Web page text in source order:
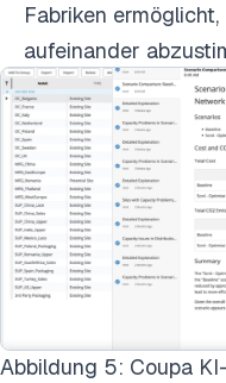
Fabriken
aufeinander
Abbildung 5: Coupa